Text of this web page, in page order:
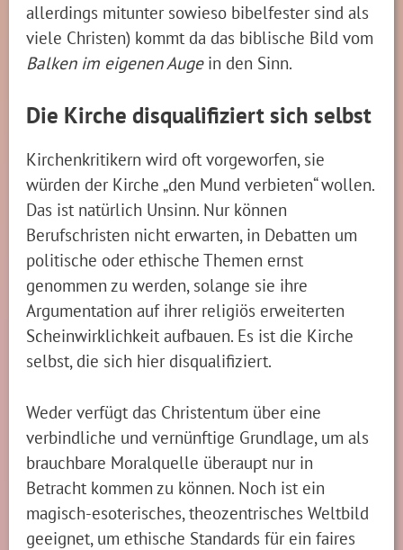
allerdings mitunter sowieso bibelfester sind als
viele Christen) kommt da das biblische Bild vom
Balken im eigenen Augein den Sinn.
Die Kirche disqualifiziert sich selbst
Kirchenkritikern wird oft vorgeworfen, sie
würden der Kirche „den Mund verbieten“ wollen.
Das ist natürlich Unsinn. Nur können
Berufschristen nicht erwarten, in Debatten um
politische oder ethische Themen ernst
genommen zu werden, solange sie ihre
Argumentation auf ihrer religiös erweiterten
Scheinwirklichkeit aufbauen. Es ist die Kirche
selbst, die sich hier disqualifiziert.
Weder verfügt das Christentum über eine
verbindliche und vernünftige Grundlage, um als
brauchbare Moralquelle überaupt nur in
Betracht kommen zu können. Noch ist ein
magisch-esoterisches, theozentrisches Weltbild
geeignet, um ethische Standards für ein faires